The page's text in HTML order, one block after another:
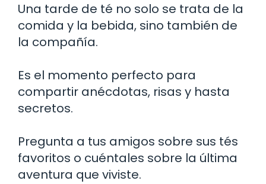
Una tarde de té no solo se trata de la
comida y la bebida, sino también de
la compañía.
Es el momento perfecto para
compartir anécdotas, risas y hasta
secretos.
Pregunta a tus amigos sobre sus tés
favoritos o cuéntales sobre la última
aventura que viviste.